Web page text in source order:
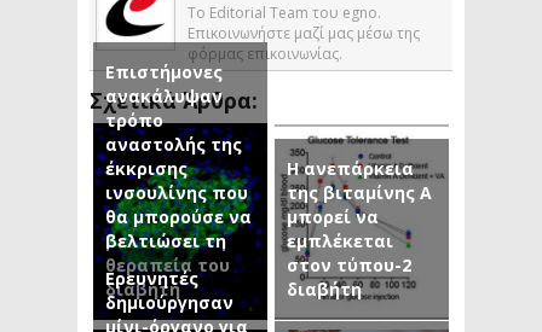
Το Editorial Team του egno.
Επικοινωνήστε μαζί μας μέσω της
φόρμας επικοινωνίας.
Σχετικά Άρθρα:
Επιστήμονες
ανακάλυψαν
τρόπο
αναστολής της
έκκρισης
ινσουλίνης που
θα μπορούσε να
βελτιώσει τη
θεραπεία του
διαβήτη
Η ανεπάρκεια
της βιταμίνης Α
μπορεί να
εμπλέκεται
στον τύπου-2
διαβήτη
Ερευνητές
δημιούργησαν
μίνι-όργανο για